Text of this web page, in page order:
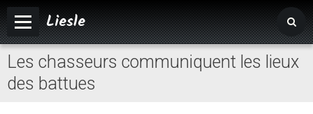
Liesle
Accueil
Mairie
Les chasseurs communiquent les lieux
des battues